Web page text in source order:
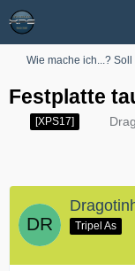
Wie mache ich...?
Festplatte
[XPS17]
Tripel As